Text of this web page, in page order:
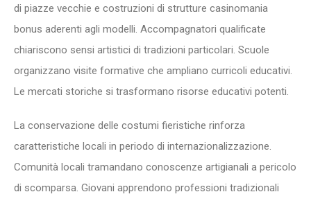
di piazze vecchie e costruzioni di strutture casinomania
bonus aderenti agli modelli. Accompagnatori qualificate
chiariscono sensi artistici di tradizioni particolari. Scuole
organizzano visite formative che ampliano curricoli educativi.
Le mercati storiche si trasformano risorse educativi potenti.
La conservazione delle costumi fieristiche rinforza
caratteristiche locali in periodo di internazionalizzazione.
Comunità locali tramandano conoscenze artigianali a pericolo
di scomparsa. Giovani apprendono professioni tradizionali